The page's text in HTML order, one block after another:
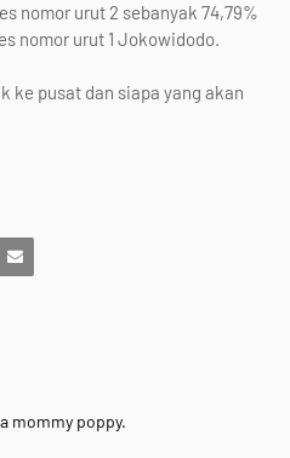
nomor urut 2 sebanyak 74,79%
nomor urut 1 Jokowidodo.
ke pusat dan siapa yang akan
mommy poppy.